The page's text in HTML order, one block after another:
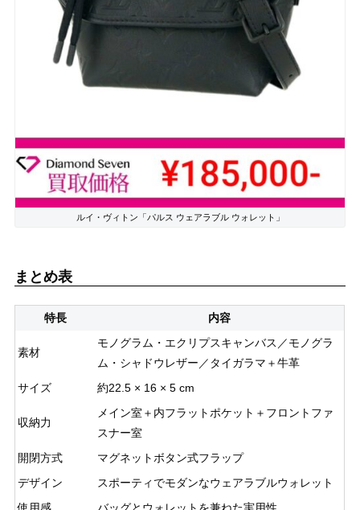
ルイ・ヴィトン「パルス ウェアラブル ウォレット」
まとめ表
特長 内容
素材
モノグラム・エクリプスキャンバス／モノグラ
ム・シャドウレザー／タイガラマ＋牛革
サイズ
約22.5 × 16 × 5 cm
収納力
メイン室＋内フラットポケット＋フロントファ
スナー室
開閉方式
マグネットボタン式フラップ
デザイン
スポーティでモダンなウェアラブルウォレット
使用感
バッグとウォレットを兼ねた実用性